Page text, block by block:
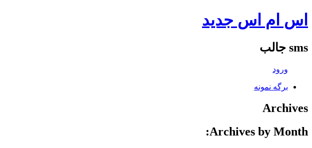
اس ام اس جدید
sms جالب
ورود
برگه نمونه
Archives
Archives by Month: